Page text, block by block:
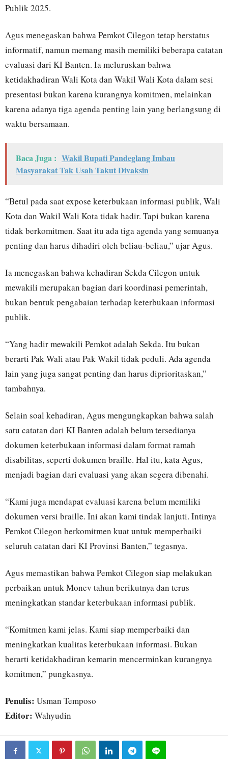
Publik 2025.
Agus menegaskan bahwa Pemkot Cilegon tetap berstatus
informatif, namun memang masih memiliki beberapa catatan
evaluasi dari KI Banten. Ia meluruskan bahwa
ketidakhadiran Wali Kota dan Wakil Wali Kota dalam sesi
presentasi bukan karena kurangnya komitmen, melainkan
karena adanya tiga agenda penting lain yang berlangsung di
waktu bersamaan.
Baca Juga : Wakil Bupati Pandeglang Imbau
Masyarakat Tak Usah Takut Divaksin
“Betul pada saat expose keterbukaan informasi publik, Wali
Kota dan Wakil Wali Kota tidak hadir. Tapi bukan karena
tidak berkomitmen. Saat itu ada tiga agenda yang semuanya
penting dan harus dihadiri oleh beliau-beliau,” ujar Agus.
Ia menegaskan bahwa kehadiran Sekda Cilegon untuk
mewakili merupakan bagian dari koordinasi pemerintah,
bukan bentuk pengabaian terhadap keterbukaan informasi
publik.
“Yang hadir mewakili Pemkot adalah Sekda. Itu bukan
berarti Pak Wali atau Pak Wakil tidak peduli. Ada agenda
lain yang juga sangat penting dan harus diprioritaskan,”
tambahnya.
Selain soal kehadiran, Agus mengungkapkan bahwa salah
satu catatan dari KI Banten adalah belum tersedianya
dokumen keterbukaan informasi dalam format ramah
disabilitas, seperti dokumen braille. Hal itu, kata Agus,
menjadi bagian dari evaluasi yang akan segera dibenahi.
“Kami juga mendapat evaluasi karena belum memiliki
dokumen versi braille. Ini akan kami tindak lanjuti. Intinya
Pemkot Cilegon berkomitmen kuat untuk memperbaiki
seluruh catatan dari KI Provinsi Banten,” tegasnya.
Agus memastikan bahwa Pemkot Cilegon siap melakukan
perbaikan untuk Monev tahun berikutnya dan terus
meningkatkan standar keterbukaan informasi publik.
“Komitmen kami jelas. Kami siap memperbaiki dan
meningkatkan kualitas keterbukaan informasi. Bukan
berarti ketidakhadiran kemarin mencerminkan kurangnya
komitmen,” pungkasnya.
Penulis: Usman Temposo
Editor: Wahyudin